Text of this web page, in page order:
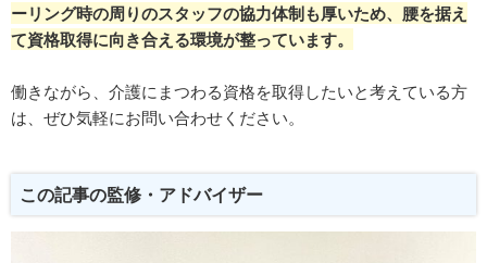
ーリング時の周りのスタッフの協力体制も厚いため、腰を据え
て資格取得に向き合える環境が整っています。
働きながら、介護にまつわる資格を取得したいと考えている方
は、ぜひ気軽にお問い合わせください。
この記事の監修・アドバイザー